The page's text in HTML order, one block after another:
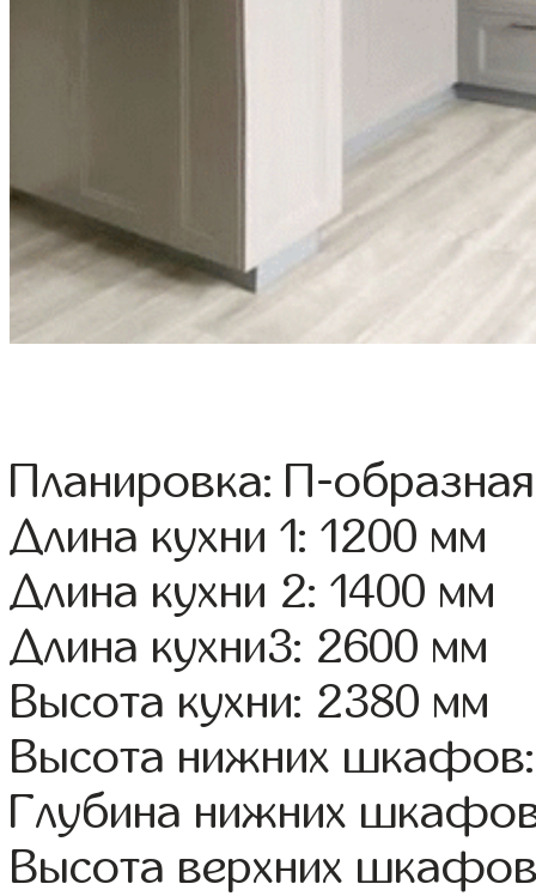
Планировка: П-образная
Длина кухни 1: 1200 мм
Длина кухни 2: 1400 мм
Длина кухни3: 2600 мм
Высота кухни: 2380 мм
Высота нижних
Глубина нижних
Высота верхних